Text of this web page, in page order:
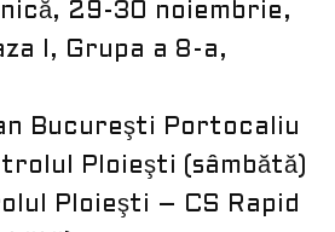
29-30 noiembrie,
I, Grupa a 8-a,
Bucureşti Portocaliu
Ploieşti (sâmbătă)
Ploieşti – CS Rapid